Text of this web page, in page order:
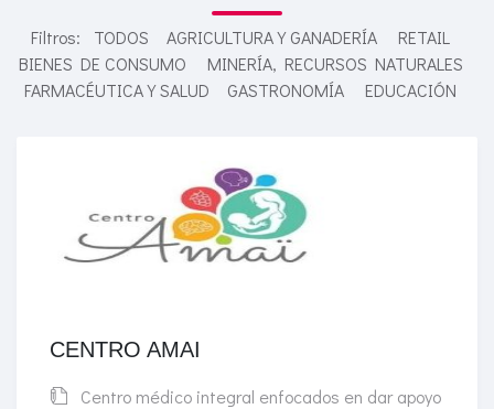
Filtros: TODOS AGRICULTURA Y GANADERÍA
RETAIL
BIENES DE CONSUMO
MINERÍA, RECURSOS NATURALES
FARMACÉUTICA Y SALUD
GASTRONOMÍA EDUCACIÓN
CENTRO AMAI
Centro médico integral enfocados en dar apoyo